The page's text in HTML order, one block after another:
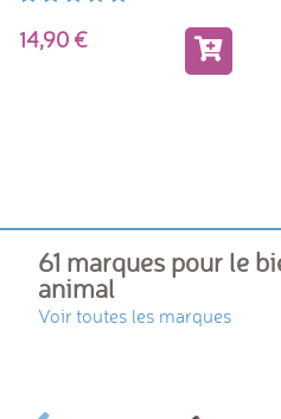
14,90
61 marques pour le
animal
Voir toutes les marques